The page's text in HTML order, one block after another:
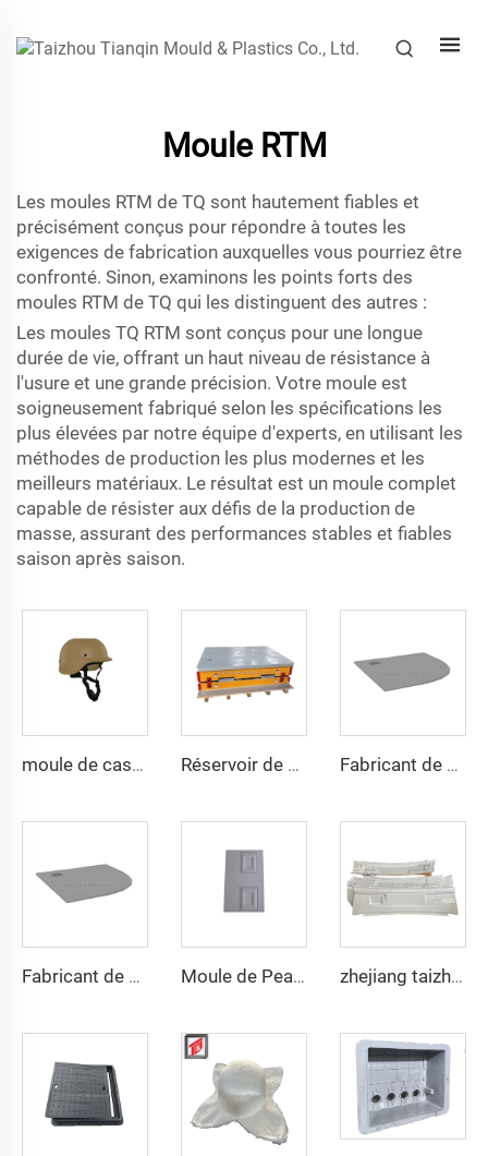
Moule RTM
Les moules RTM de TQ sont hautement fiables et
précisément conçus pour répondre à toutes les
exigences de fabrication auxquelles vous pourriez être
confronté. Sinon, examinons les points forts des
moules RTM de TQ qui les distinguent des autres :
Les moules TQ RTM sont conçus pour une longue
durée de vie, offrant un haut niveau de résistance à
l'usure et une grande précision. Votre moule est
soigneusement fabriqué selon les spécifications les
plus élevées par notre équipe d'experts, en utilisant les
méthodes de production les plus modernes et les
meilleurs matériaux. Le résultat est un moule complet
capable de résister aux défis de la production de
masse, assurant des performances stables et fiables
saison après saison.
moule de casque en composite pasgt par compression Réservoir de stockage d'eau en fibre de verre FRP Panel Tank GRP Modulaire Chine Fabricant Fabricant de Taizhou, plateau de douche anti-dérapant durable, outil de moule de base de plateau de douche OEM
Fabricant de Taizhou, plateau de douche anti-dérapant durable, outil de moule de base de plateau de douche OEM Moule de Peau de Porte TQ Fabricant de Moules Chine Taizhou Moulage par Compression SMC/BMC zhejiang taizhou SMC BMC presse à compression matrices progressives Matricage outillage pour outillage de pièces automobiles